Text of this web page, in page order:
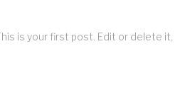
is your first post. Edit or delete it,